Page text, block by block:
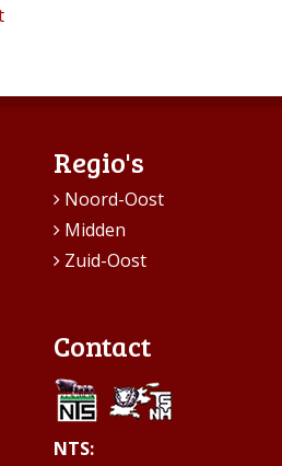
Regio's
Noord-Oost
Midden
Zuid-Oost
Contact
NTS: